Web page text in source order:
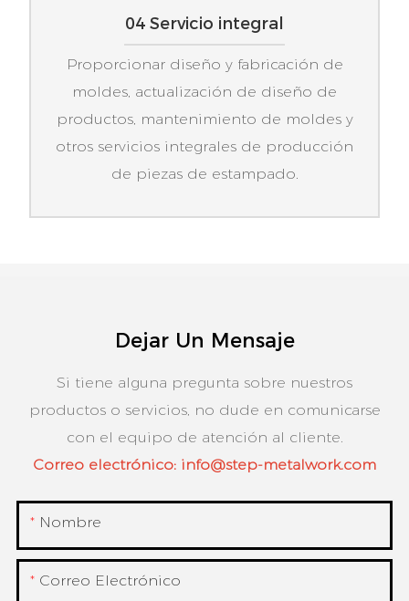
04 Servicio integral
Proporcionar diseño y fabricación de
moldes, actualización de diseño de
productos, mantenimiento de moldes y
otros servicios integrales de producción
de piezas de estampado.
Dejar Un Mensaje
Si tiene alguna pregunta sobre nuestros
productos o servicios, no dude en comunicarse
con el equipo de atención al cliente.
Correo electrónico: info@step-metalwork.com
Nombre
Correo Electrónico